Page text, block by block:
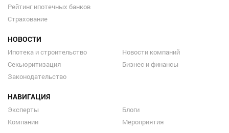
Рейтинг ипотечных банков
Страхование
НОВОСТИ
Ипотека и строительство
Секьюритизация
Законодательство
Новости компаний
Бизнес и финансы
НАВИГАЦИЯ
Эксперты
Компании
Блоги
Мероприятия